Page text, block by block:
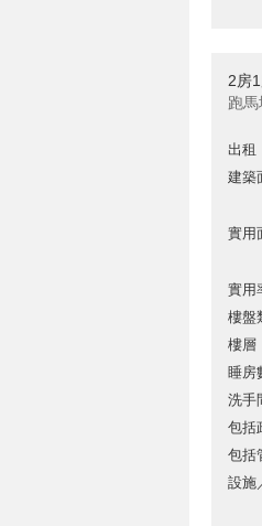
2房
跑馬
出租
建築
實用
實用
樓盤
樓層
睡房
洗手
包括
包括
設施